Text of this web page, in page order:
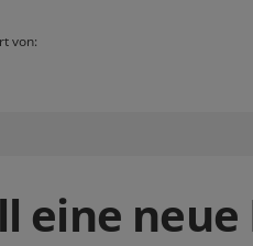
von:
eine neue